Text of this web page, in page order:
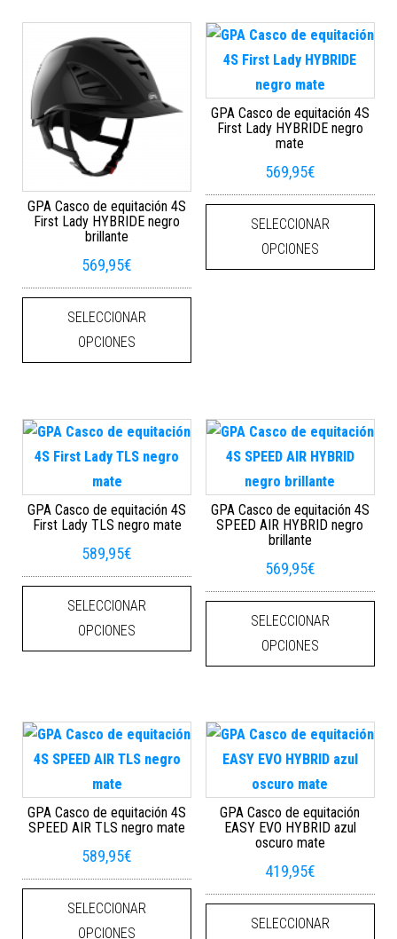
GPA Casco de equitación 4S
First Lady HYBRIDE negro
brillante
569,95€
SELECCIONAR
OPCIONES
Este producto tiene múltiples
GPA Casco de equitación 4S
First Lady HYBRIDE negro
mate
569,95€
SELECCIONAR
OPCIONES
GPA Casco de equitación 4S
First Lady TLS negro mate
589,95€
SELECCIONAR
OPCIONES
Este producto tiene múltiples
GPA Casco de equitación 4S
SPEED AIR HYBRID negro
brillante
569,95€
SELECCIONAR
OPCIONES
GPA Casco de equitación 4S
SPEED AIR TLS negro mate
589,95€
SELECCIONAR
OPCIONES
Este producto tiene múltiples
GPA Casco de equitación
EASY EVO HYBRID azul
oscuro mate
419,95€
SELECCIONAR